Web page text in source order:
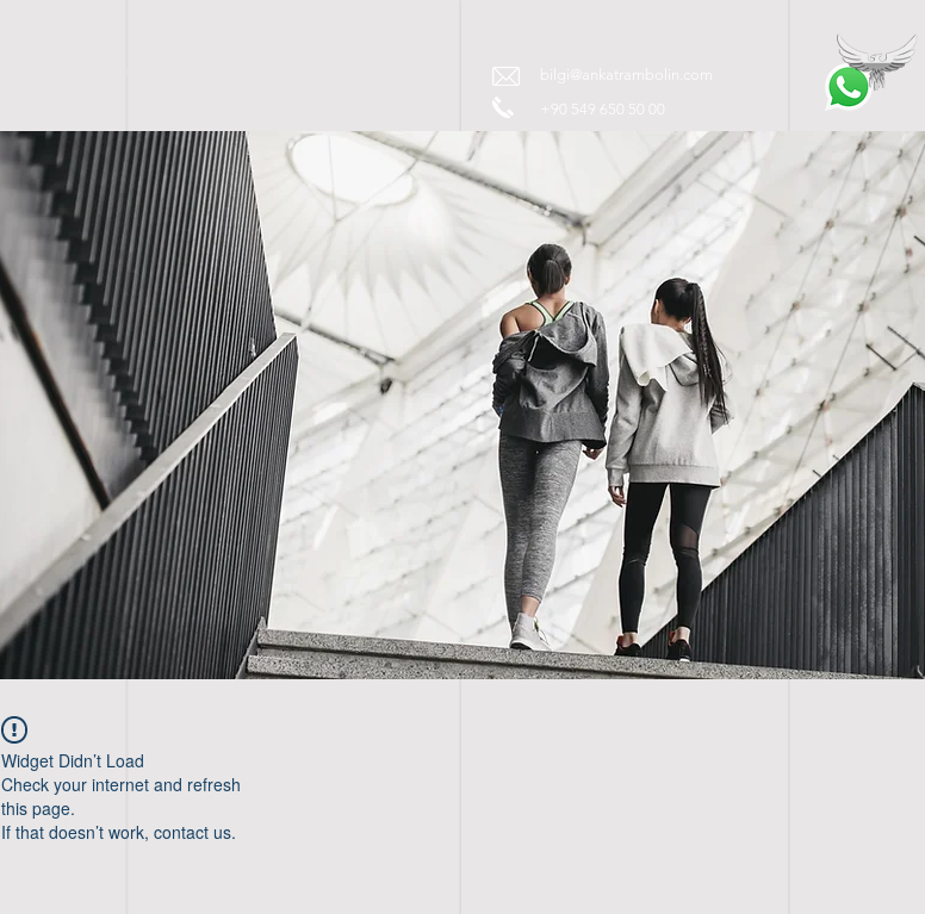
bilgi@ankatrambolin.com
+90 549 650 50 00
Widget Didn’t Load
Check your internet and refresh
this page.
If that doesn’t work, contact us.